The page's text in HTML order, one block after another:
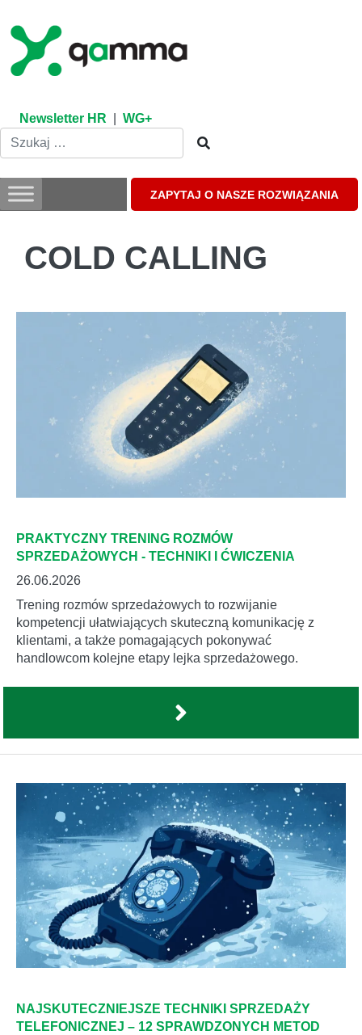
content
Newsletter HR WG+
ZAPYTAJ O NASZE ROZWIĄZANIA
COLD CALLING
PRAKTYCZNY TRENING ROZMÓW
SPRZEDAŻOWYCH - TECHNIKI I ĆWICZENIA
26.06.2026
Trening rozmów sprzedażowych to rozwijanie
kompetencji ułatwiających skuteczną komunikację z
klientami, a także pomagających pokonywać
handlowcom kolejne etapy lejka sprzedażowego.
NAJSKUTECZNIEJSZE TECHNIKI SPRZEDAŻY
TELEFONICZNEJ – 12 SPRAWDZONYCH METOD